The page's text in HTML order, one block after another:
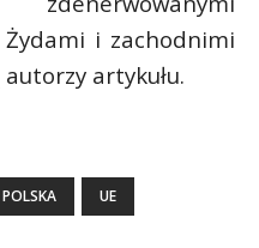
i zachodnimi
artykułu.
POLSKA UE